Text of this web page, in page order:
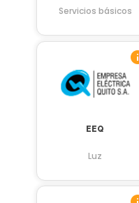
Servicios básicos
EEQ
Luz